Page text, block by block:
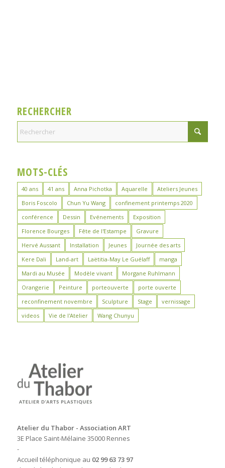
RECHERCHER
MOTS-CLÉS
40 ans 41 ans Anna Pichotka Aquarelle
Ateliers Jeunes
Boris Foscolo
Chun Yu Wang
confinement printemps 2020
conférence
Dessin Evénements
Exposition
Florence Bourges
Fête de l'Estampe
Gravure
Hervé Aussant
Installation Jeunes
Journée des arts
Kere Dali
Land-art Laëtitia-May Le Guélaff
manga
Mardi au Musée
Modèle vivant
Morgane Ruhlmann
Orangerie
Peinture porteouverte
porte ouverte
reconfinement novembre
Sculpture Stage
vernissage
videos
Vie de l'Atelier Wang Chunyu
Atelier du Thabor - Association ART
3E Place Saint-Mélaine 35000 Rennes
-
Accueil téléphonique au 02 99 63 73 97